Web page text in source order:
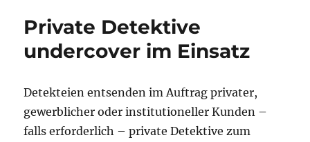
Private Detektive
undercover im Einsatz
Detekteien entsenden im Auftrag privater,
gewerblicher oder institutioneller Kunden –
falls erforderlich – private Detektive zum